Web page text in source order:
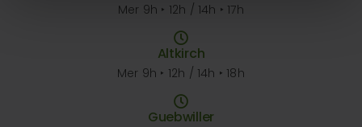
Mer 9h ‣ 12h / 14h ‣ 17h
Altkirch
Mer 9h ‣ 12h / 14h ‣ 18h
Guebwiller